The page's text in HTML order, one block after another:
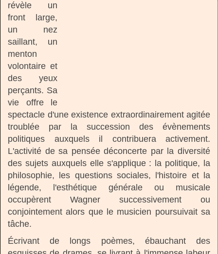
révèle un
front large,
un nez
saillant, un
menton
volontaire et
des yeux
perçants. Sa
vie offre le
spectacle d'une existence extraordinairement agitée
troublée par la succession des évènements
politiques auxquels il contribuera activement.
L'activité de sa pensée déconcerte par la diversité
des sujets auxquels elle s'applique : la politique, la
philosophie, les questions sociales, l'histoire et la
légende, l'esthétique générale ou musicale
occupèrent Wagner successivement ou
conjointement alors que le musicien poursuivait sa
tâche.
Écrivant de longs poèmes, ébauchant des